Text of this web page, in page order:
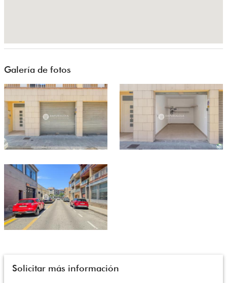
Galería de fotos
Solicitar más información